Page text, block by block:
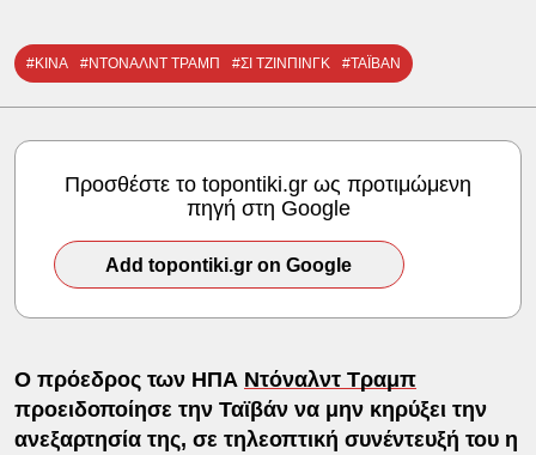
#ΚΙΝΑ #ΝΤΟΝΑΛΝΤ ΤΡΑΜΠ #ΣΙ ΤΖΙΝΠΙΝΓΚ #ΤΑΪΒΑΝ
Προσθέστε το topontiki.gr ως προτιμώμενη
πηγή στη Google
Add topontiki.gr on Google
Ο πρόεδρος των ΗΠΑ Ντόναλντ Τραμπ
προειδοποίησε την Ταϊβάν να μην κηρύξει την
ανεξαρτησία της, σε τηλεοπτική συνέντευξή του η